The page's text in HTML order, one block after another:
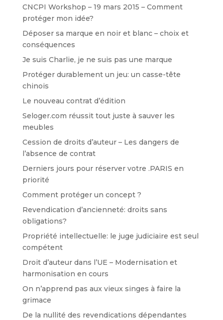
CNCPI Workshop – 19 mars 2015 – Comment
protéger mon idée?
Déposer sa marque en noir et blanc – choix et
conséquences
Je suis Charlie, je ne suis pas une marque
Protéger durablement un jeu: un casse-tête
chinois
Le nouveau contrat d’édition
Seloger.com réussit tout juste à sauver les
meubles
Cession de droits d’auteur – Les dangers de
l’absence de contrat
Derniers jours pour réserver votre .PARIS en
priorité
Comment protéger un concept ?
Revendication d’ancienneté: droits sans
obligations?
Propriété intellectuelle: le juge judiciaire est seul
compétent
Droit d’auteur dans l’UE – Modernisation et
harmonisation en cours
On n’apprend pas aux vieux singes à faire la
grimace
De la nullité des revendications dépendantes